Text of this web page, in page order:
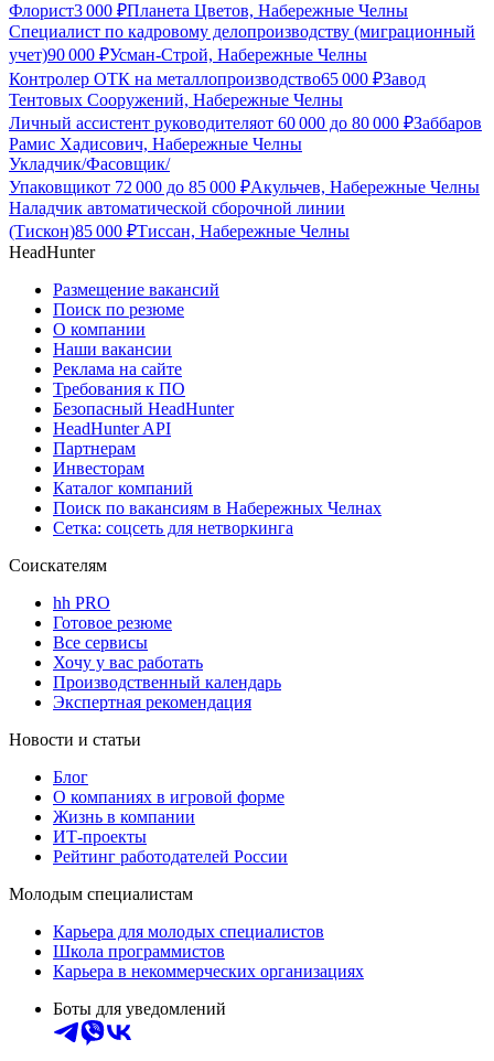
Флорист3 000 ₽Планета Цветов, Набережные Челны
Специалист по кадровому делопроизводству (миграционный
учет)90 000 ₽Усман-Строй, Набережные Челны
Контролер ОТК на металлопроизводство65 000 ₽Завод
Тентовых Сооружений, Набережные Челны
Личный ассистент руководителяот 60 000 до 80 000 ₽Заббаров
Рамис Хадисович, Набережные Челны
Укладчик/Фасовщик/
Упаковщикот 72 000 до 85 000 ₽Акульчев, Набережные Челны
Наладчик автоматической сборочной линии
(Тискон)85 000 ₽Тиссан, Набережные Челны
HeadHunter
Размещение вакансий
Поиск по резюме
О компании
Наши вакансии
Реклама на сайте
Требования к ПО
Безопасный HeadHunter
HeadHunter API
Партнерам
Инвесторам
Каталог компаний
Поиск по вакансиям в Набережных Челнах
Сетка: соцсеть для нетворкинга
Соискателям
hh PRO
Готовое резюме
Все сервисы
Хочу у вас работать
Производственный календарь
Экспертная рекомендация
Новости и статьи
Блог
О компаниях в игровой форме
Жизнь в компании
ИТ-проекты
Рейтинг работодателей России
Молодым специалистам
Карьера для молодых специалистов
Школа программистов
Карьера в некоммерческих организациях
Боты для уведомлений